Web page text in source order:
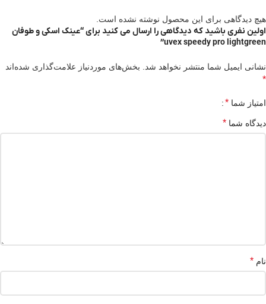
هیچ دیدگاهی برای این محصول نوشته نشده است.
اولین نفری باشید که دیدگاهی را ارسال می کنید برای “عینک اسکی و طوفان
uvex speedy pro lightgreen”
نشانی ایمیل شما منتشر نخواهد شد. بخش‌های موردنیاز علامت‌گذاری شده‌اند
*
امتیاز شما *
دیدگاه شما *
نام *